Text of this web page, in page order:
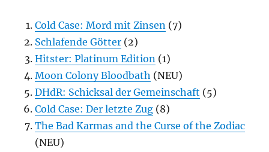
Cold Case: Mord mit Zinsen (7)
Schlafende Götter (2)
Hitster: Platinum Edition (1)
Moon Colony Bloodbath (NEU)
DHdR: Schicksal der Gemeinschaft (5)
Cold Case: Der letzte Zug (8)
The Bad Karmas and the Curse of the Zodiac
(NEU)